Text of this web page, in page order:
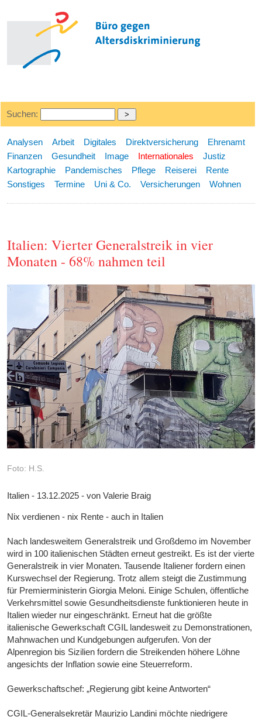
Suchen:
Analysen Arbeit Digitales Direktversicherung
Ehrenamt
Finanzen
Gesundheit Image Internationales
Justiz
Kartographie
Pandemisches Pflege Reiserei
Rente
Sonstiges
Termine Uni & Co. Versicherungen Wohnen
Italien: Vierter Generalstreik in vier
Monaten - 68% nahmen teil
Foto: H.S.
Italien - 13.12.2025 - von Valerie Braig
Nix verdienen - nix Rente - auch in Italien
Nach landesweitem Generalstreik und Großdemo im November
wird in 100 italienischen Städten erneut gestreikt. Es ist der vierte
Generalstreik in vier Monaten. Tausende Italiener fordern einen
Kurswechsel der Regierung. Trotz allem steigt die Zustimmung
für Premierministerin Giorgia Meloni. Einige Schulen, öffentliche
Verkehrsmittel sowie Gesundheitsdienste funktionieren heute in
Italien wieder nur eingeschränkt. Erneut hat die größte
italienische Gewerkschaft CGIL landesweit zu Demonstrationen,
Mahnwachen und Kundgebungen aufgerufen. Von der
Alpenregion bis Sizilien fordern die Streikenden höhere Löhne
angesichts der Inflation sowie eine Steuerreform.
Gewerkschaftschef: „Regierung gibt keine Antworten“
CGIL-Generalsekretär Maurizio Landini möchte niedrigere